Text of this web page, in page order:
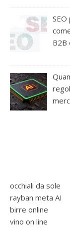
B2B
occhiali da sole
rayban meta AI
birre online
vino on line